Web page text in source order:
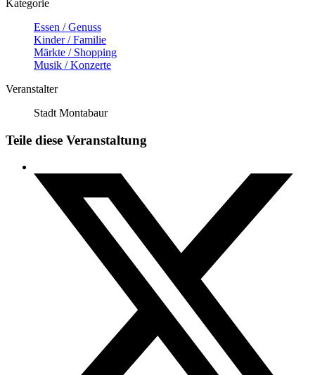
Kategorie
Essen / Genuss
Kinder / Familie
Märkte / Shopping
Musik / Konzerte
Veranstalter
Stadt Montabaur
Teile diese Veranstaltung